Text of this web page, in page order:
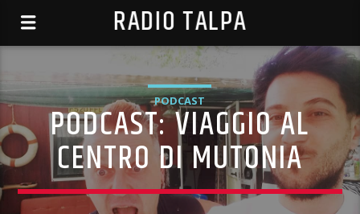
RADIO TALPA
PODCAST
PODCAST: VIAGGIO AL
CENTRO DI MUTONIA